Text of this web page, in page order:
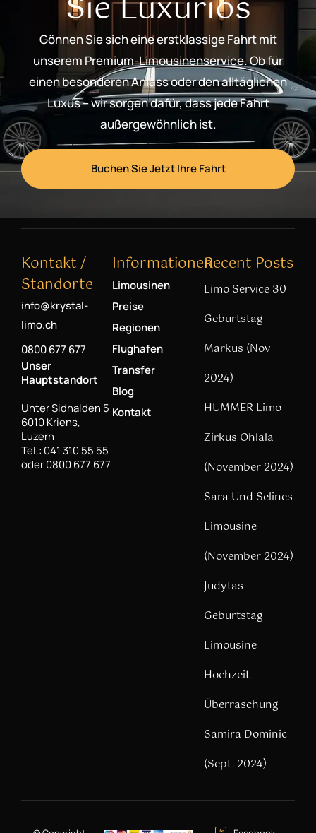
Gönnen Sie sich eine erstklassige Fahrt mit
unserem Premium-Limousinenservice. Ob für
einen besonderen Anlass oder den alltäglichen
Luxus – wir sorgen dafür, dass jede Fahrt
außergewöhnlich ist.
Buchen Sie Jetzt Ihre Fahrt
Kontakt /
Standorte
info@krystal-
limo.ch
0800 677 677
Unser
Hauptstandort
Unter Sidhalden 5
6010 Kriens,
Luzern
Tel.: 041 310 55 55
oder 0800 677 677
Informationen
Limousinen
Preise
Regionen
Flughafen
Transfer
Blog
Kontakt
Recent Posts
Limo Service 30
Geburtstag
Markus (Nov
2024)
HUMMER Limo
Zirkus Ohlala
(November 2024)
Sara Und Selines
Limousine
(November 2024)
Judytas
Geburtstag
Limousine
Hochzeit
Überraschung
Samira Dominic
(Sept. 2024)